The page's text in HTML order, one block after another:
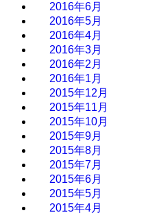
2016年6月
2016年5月
2016年4月
2016年3月
2016年2月
2016年1月
2015年12月
2015年11月
2015年10月
2015年9月
2015年8月
2015年7月
2015年6月
2015年5月
2015年4月